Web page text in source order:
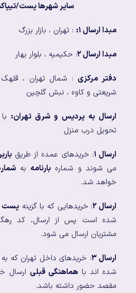
سایر شهرها پست/
مبدا ارسال ۱: : تهران ، بازار بزرگ
مبدا ارسال ۲ : حکیمیه ، بلوار بهار
دفتر مرکزی : شمال تهران ،
شریعتی و کاوه ، نبش گلچین
ارسال به پردیس و شرق تهران:
تحویل درب منزل
ارسال ۱ : خریدهای عمده از طریق
می شوند و شماره بارنامه به
خواهد شد.
ارسال ۲ : خریدهایی که با گزینه پست
شده است پس از ارسال، کد
مشتریان ارسال می شود.
ارسال ۳
: خریدهای داخل تهران که
شده اند باهماهنگی قبلی ارسال
مقصد حضور داشته باشد.